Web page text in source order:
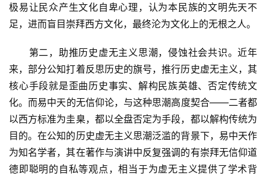
极易让民众产生文化自卑心理，认为本民族的文明先天不
足，进而盲目崇拜西方文化，最终沦为文化上的无根之人。
第二，助推历史虚无主义思潮，侵蚀社会共识。近年
来，部分公知打着反思历史的旗号，推行历史虚无主义，其
核心手段就是歪曲历史事实、解构民族英雄、否定传统文
化。而易中天的无信仰论，与这种思潮高度契合——二者都
以西方标准为圭臬，都以全盘否定为手段，都以解构传统为
目的。在公知的历史虚无主义思潮泛滥的背景下，易中天作
为知名学者，其在著作与演讲中反复强调的有崇拜无信仰道
德即聪明的自私等观点，相当于为虚无主义提供了学术背